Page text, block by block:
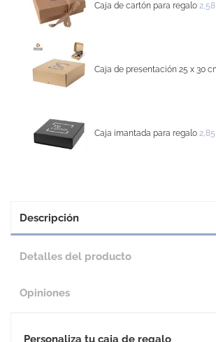
Caja de cartón para regalo
Caja de presentación 25 x 30
Caja imantada para regalo
Descripción
Detalles del producto
Opiniones
Personaliza tu caja de regalo